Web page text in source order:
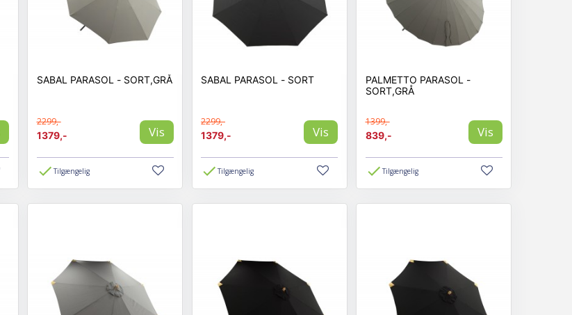
SABAL PARASOL - SORT,GRÅ
2299,-
1379,-
Vis
Tilgængelig
SABAL PARASOL - SORT
2299,-
1379,-
Vis
Tilgængelig
PALMETTO PARASOL -
SORT,GRÅ
1399,-
839,-
Vis
Tilgængelig